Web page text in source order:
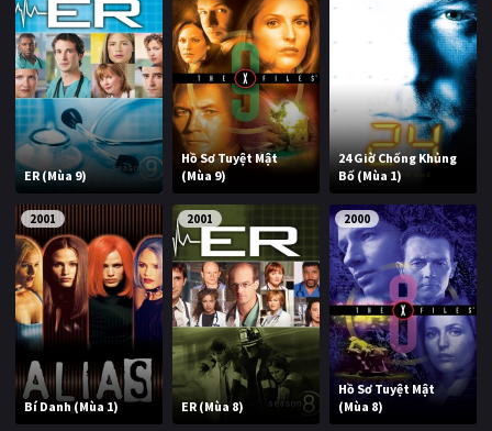
ER (Mùa 9)
Hồ Sơ Tuyệt Mật
(Mùa 9)
24 Giờ Chống Khủng
Bố (Mùa 1)
2001
Bí Danh (Mùa 1)
2001
ER (Mùa 8)
2000
Hồ Sơ Tuyệt Mật
(Mùa 8)